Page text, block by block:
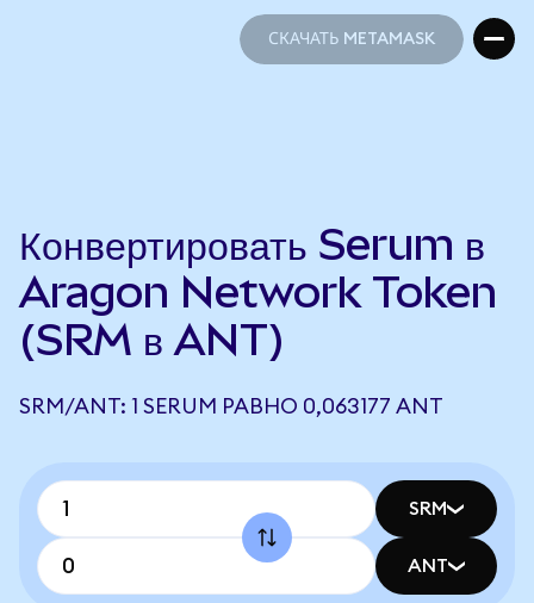
СКАЧАТЬ METAMASK
Конвертировать Serum в
Aragon Network Token
(SRM в ANT)
SRM/ANT: 1 SERUM РАВНО 0,063177 ANT
SRM
ANT